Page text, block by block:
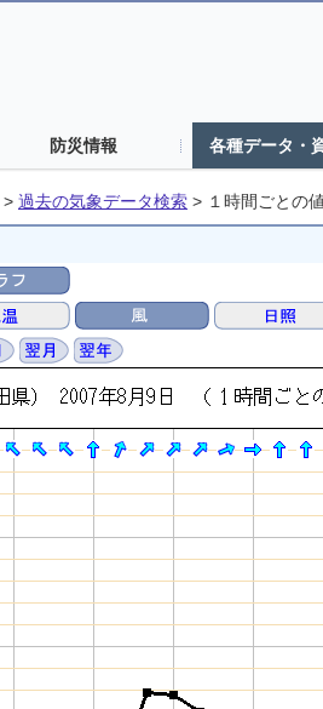
防災情報 各種データ・
> 過去の気象データ検索 > １時間ごとの